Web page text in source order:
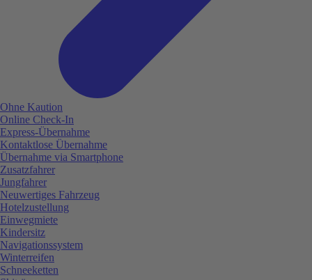
Ohne Kaution
Online Check-In
Express-Übernahme
Kontaktlose Übernahme
Übernahme via Smartphone
Zusatzfahrer
Jungfahrer
Neuwertiges Fahrzeug
Hotelzustellung
Einwegmiete
Kindersitz
Navigationssystem
Winterreifen
Schneeketten